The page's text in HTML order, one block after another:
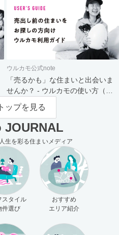
ウルカモ公式note
「売るかも」な住まいと出会いま
せんか？ - ウルカモの使い方（買
主さま向け）
ップを見る
JOURNAL
生を彩る住まいメディア
スタイル
件選び
おすすめ
エリア紹介